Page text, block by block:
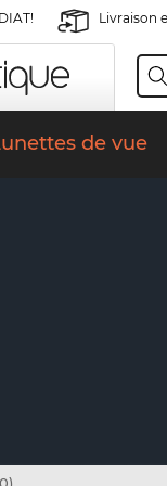
Livraison
de vue